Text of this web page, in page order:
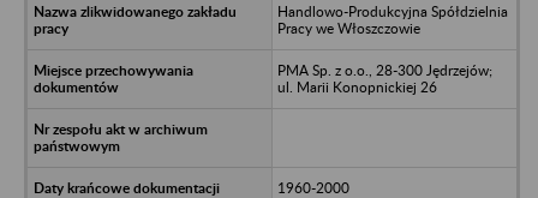
Handlowo-Produkcyjna Spółdzielnia
Pracy we Włoszczowie
PMA Sp. z o.o., 28-300 Jędrzejów;
ul. Marii Konopnickiej 26
1960-2000